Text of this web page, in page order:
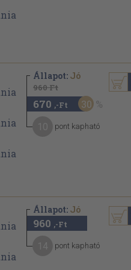
Állapot: Jó
960 Ft
670 ,-Ft 30
pont kapható
Állapot: Jó
960 ,-Ft
pont kapható